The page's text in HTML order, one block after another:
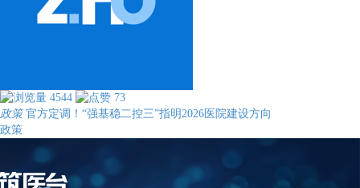
4544
73
政策官方定调！“强基稳二控三”指明2026医院建设方向
政策